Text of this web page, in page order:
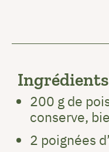
200 g de
conserve,
2 poignées